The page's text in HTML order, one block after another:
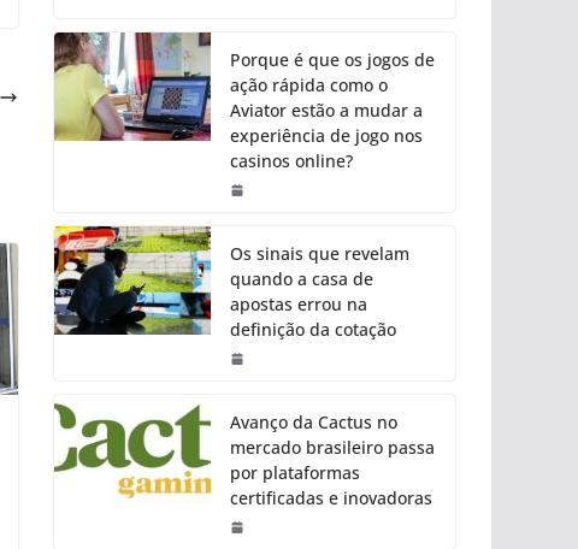
Porque é que os jogos de
ação rápida como o
Aviator estão a mudar a
experiência de jogo nos
casinos online?
Os sinais que revelam
quando a casa de
apostas errou na
definição da cotação
Avanço da Cactus no
mercado brasileiro passa
por plataformas
certificadas e inovadoras